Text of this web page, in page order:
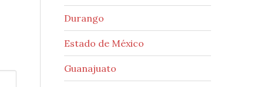
Durango
Estado de México
Guanajuato